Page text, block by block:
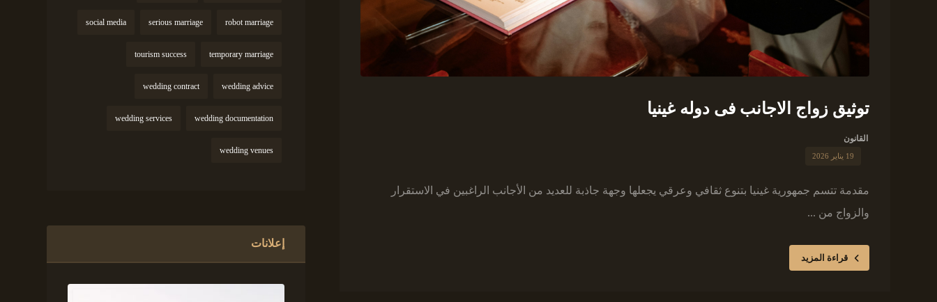
توثيق زواج الاجانب فى دوله غينيا
القانون
19 يناير 2026
مقدمة تتسم جمهورية غينيا بتنوع ثقافي وعرقي يجعلها وجهة جاذبة للعديد من الأجانب الراغبين في الاستقرار
والزواج من ...
قراءة المزيد
robot marriage
serious marriage
social media
temporary marriage
tourism success
wedding advice
wedding contract
wedding documentation
wedding services
wedding venues
إعلانات